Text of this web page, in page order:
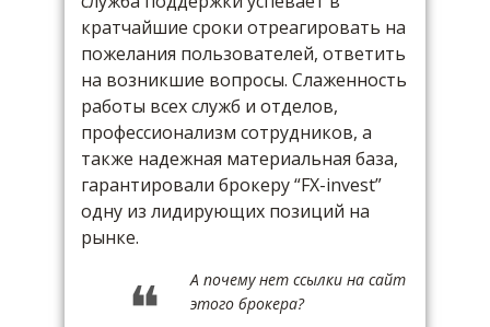
кратчайшие сроки отреагировать на
пожелания пользователей, ответить
на возникшие вопросы. Слаженность
работы всех служб и отделов,
профессионализм сотрудников, а
также надежная материальная база,
гарантировали брокеру “FX-invest”
одну из лидирующих позиций на
рынке.
А почему нет ссылки на сайт
этого брокера?